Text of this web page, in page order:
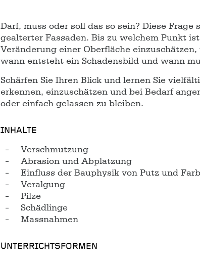
Darf, muss oder soll das so sein? Diese
gealterter Fassaden. Bis zu welchem Punkt
Veränderung einer Oberfläche
wann entsteht ein Schadensbild und wann
Schärfen Sie Ihren Blick und lernen Sie
erkennen, einzuschätzen und bei Bedarf
oder einfach gelassen zu bleiben.
INHALTE
Verschmutzung
Abrasion und Abplatzung
Einfluss der Bauphysik von Putz und
Veralgung
Pilze
Schädlinge
Massnahmen
UNTERRICHTSFORMEN